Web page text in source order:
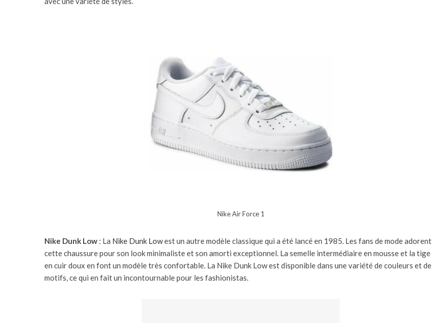
Nike Air Force 1
Nike Dunk Low : La Nike Dunk Lowest un autre modèle classique qui a été lancé en 1985. Les fans de mode adorent
cette chaussure pour son look minimaliste et son amorti exceptionnel. La semelle intermédiaire en mousse et la tige
en cuir doux en font un modèle très confortable. La Nike Dunk Low est disponible dans une variété de couleurs et de
motifs, ce qui en fait un incontournable pour les fashionistas.